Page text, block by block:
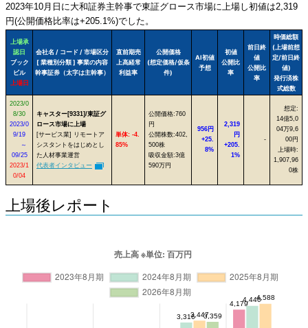
2023年10月日に大和証券主幹事で東証グロース市場に上場し初値は2,319
円(公開価格比率は+205.1%)でした。
上場承
認日
ブック
ビル
上場日
会社名 / コード / 市場区分
[ 業種別分類 ] 事業の内容
幹事証券（太字は主幹事）
直前期売
上高経常
利益率
公開価格
(想定価格/仮条
件)
AI初値
予想
初値
公開比
率
前日終
値
公開比
率
時価総額
(上場前想
定/前日終
値)
発行済株
式総数
2023/0
8/30
2023/0
9/19
～
09/25
2023/1
0/04
キャスター[9331]/東証グ
ロース市場に上場
[サービス業] リモートア
シスタントをはじめとし
た人材事業運営
代表者インタビュー
単体: -4.
85%
公開価格:760
円
公開株数:402,
500株
吸収金額:3億
590万円
956円
+25.
8%
2,319
円
+205.
1%
-
想定:
14億5,0
04万9,6
00円
上場時:
1,907,96
0株
上場後レポート